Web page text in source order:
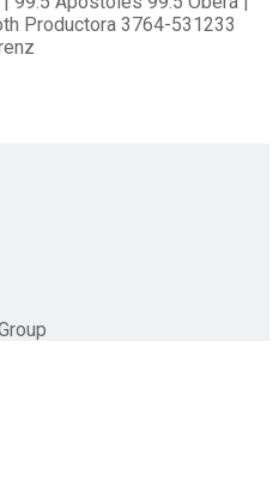
Productora 3764-531233